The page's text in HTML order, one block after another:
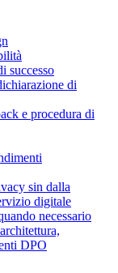
successo
di
e procedura di
sin dalla
digitale
necessario
DPO